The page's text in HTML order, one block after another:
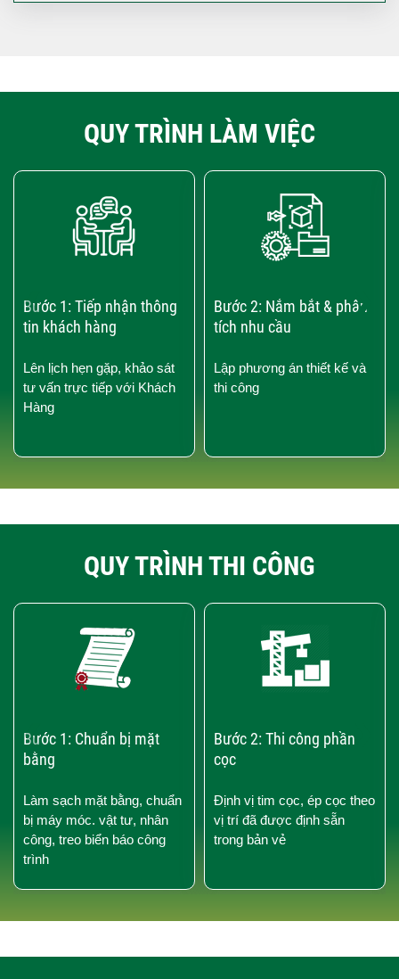
QUY TRÌNH LÀM VIỆC
Bước 1: Tiếp nhận thông
tin khách hàng
Lên lịch hẹn gặp, khảo sát
tư vấn trực tiếp với Khách
Hàng
Bước 2: Nắm bắt & phân
tích nhu cầu
Lập phương án thiết kế và
thi công
›
‹
QUY TRÌNH THI CÔNG
Bước 1: Chuẩn bị mặt
bằng
Làm sạch mặt bằng, chuẩn
bị máy móc. vật tư, nhân
công, treo biển báo công
trình
Bước 2: Thi công phần
cọc
Định vị tim cọc, ép cọc theo
vị trí đã được định sẵn
trong bản vẻ
›
‹